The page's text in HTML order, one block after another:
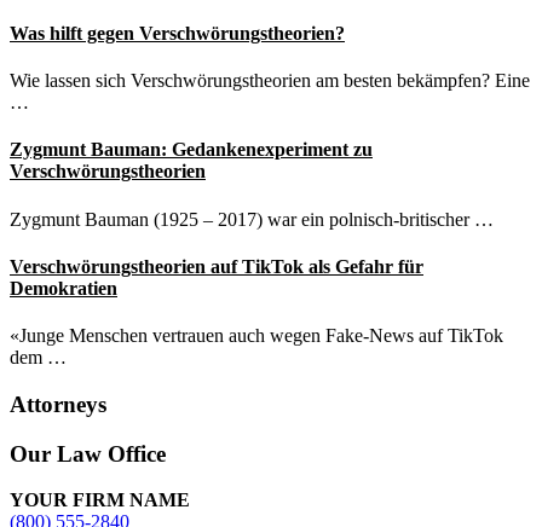
Was hilft gegen Verschwörungstheorien?
Wie lassen sich Verschwörungstheorien am besten bekämpfen? Eine
…
Zygmunt Bauman: Gedankenexperiment zu
Verschwörungstheorien
Zygmunt Bauman (1925 – 2017) war ein polnisch-britischer …
Verschwörungstheorien auf TikTok als Gefahr für
Demokratien
«Junge Menschen vertrauen auch wegen Fake-News auf TikTok
dem …
Attorneys
Site
Footer
Our Law Office
YOUR FIRM NAME
(800) 555-2840